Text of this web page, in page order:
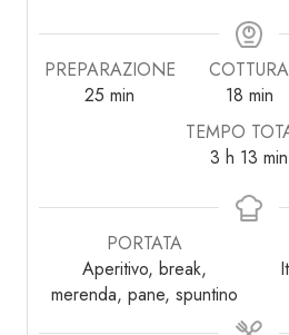
PREPARAZIONE
25minuti
min
COTTURA
18minuti
min
TEMPO
3 ore
h 13 minuti
min
PORTATA
Aperitivo, break,
merenda, pane, spuntino